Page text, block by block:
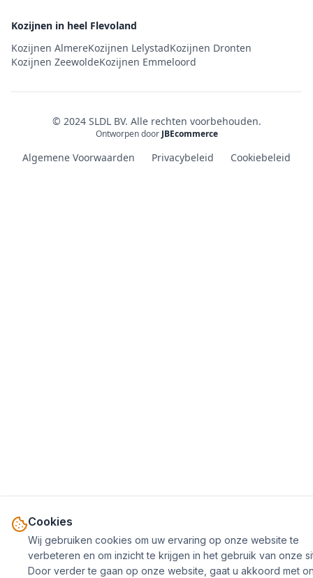
Kozijnen in heel Flevoland
Kozijnen AlmereKozijnen LelystadKozijnen Dronten
Kozijnen ZeewoldeKozijnen Emmeloord
© 2024 SLDL BV. Alle rechten voorbehouden.
Ontworpen door JBEcommerce
Algemene Voorwaarden Privacybeleid Cookiebeleid
Cookies
Wij gebruiken cookies om uw ervaring op onze website te
verbeteren en om inzicht te krijgen in het gebruik van onze
Door verder te gaan op onze website, gaat u akkoord met